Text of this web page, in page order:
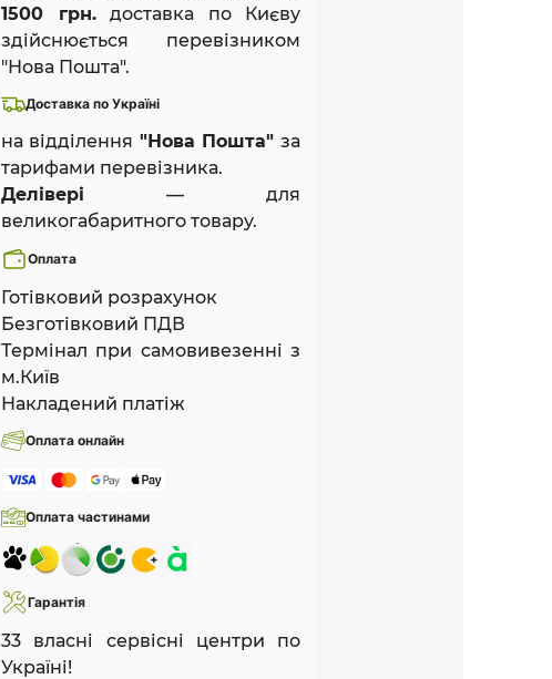
1500 грн.доставка по Києву
здійснюється перевізником
"Нова Пошта".
Доставка по Україні
на відділення "Нова Пошта" за
тарифами перевізника.
Делівері — для
великогабаритного товару.
Оплата
Готівковий розрахунок
Безготівковий ПДВ
Термінал при самовивезенні з
м.Київ
Накладений платіж
Оплата онлайн
Оплата частинами
Гарантія
33 власні сервісні центри по
Україні!